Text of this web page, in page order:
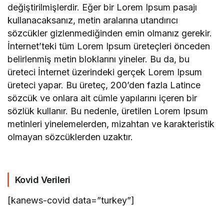
değiştirilmişlerdir. Eğer bir Lorem Ipsum pasajı
kullanacaksanız, metin aralarına utandırıcı
sözcükler gizlenmediğinden emin olmanız gerekir.
İnternet’teki tüm Lorem Ipsum üreteçleri önceden
belirlenmiş metin bloklarını yineler. Bu da, bu
üreteci İnternet üzerindeki gerçek Lorem Ipsum
üreteci yapar. Bu üreteç, 200’den fazla Latince
sözcük ve onlara ait cümle yapılarını içeren bir
sözlük kullanır. Bu nedenle, üretilen Lorem Ipsum
metinleri yinelemelerden, mizahtan ve karakteristik
olmayan sözcüklerden uzaktır.
Kovid Verileri
[kanews-covid data=”turkey”]